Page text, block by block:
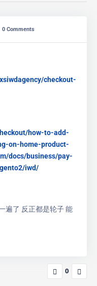
0 Comments
checkout-
how-to-add-
on-home-product-
docs/business/pay-
iwd/
遍了 反正都是轮子 能
0